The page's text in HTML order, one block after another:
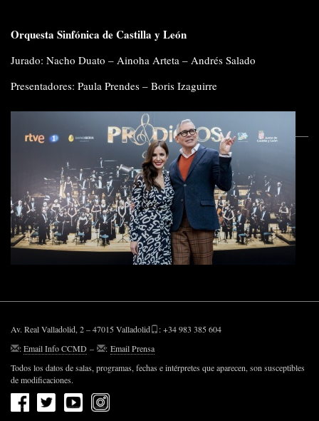
Orquesta Sinfónica de Castilla y León
Jurado: Nacho Duato – Ainoha Arteta – Andrés Salado
Presentadores: Paula Prendes – Boris Izaguirre
Av. Real Valladolid, 2 – 47015 Valladolid
: +34 983 385 604
:Email Info CCMD – : Email Prensa
Todos los datos de salas, programas, fechas e intérpretes que aparecen, son susceptibles
de modificaciones.